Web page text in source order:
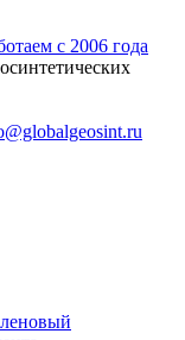
с 2006 года